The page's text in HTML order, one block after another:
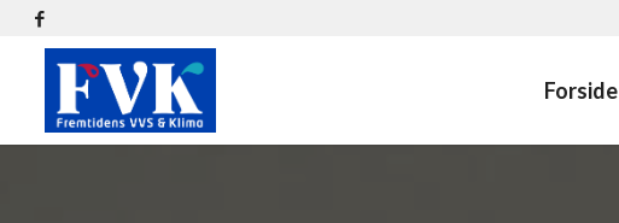
Forside